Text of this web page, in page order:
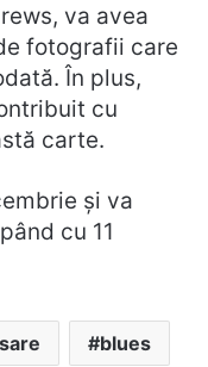
va avea
fotografii care
În plus,
cu
carte.
și va
cu 11
blues